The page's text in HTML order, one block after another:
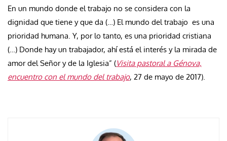
En un mundo donde el trabajo no se considera con la
dignidad que tiene y que da (…) El mundo del trabajo es una
prioridad humana. Y, por lo tanto, es una prioridad cristiana
(…) Donde hay un trabajador, ahí está el interés y la mirada de
amor del Señor y de la Iglesia” (Visita pastoral a Génova,
encuentro con el mundo del trabajo, 27 de mayo de 2017).